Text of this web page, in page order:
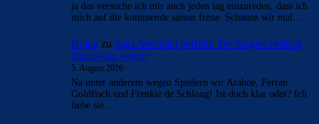
ja das versuche ich mir auch jeden tag einzureden, dass ich
mich auf die kommende saison freue. Schauen wir mal…
Bojan zu Ajax-Wechsel perfekt: Ter Stegen verlässt
Barcelona erneut
5. August 2026
Na unter anderem wegen Spielern wir Arahoe, Ferran
Goldfisch und Frenkie de Schlong! Ist doch klar oder? Ich
liebe sie…